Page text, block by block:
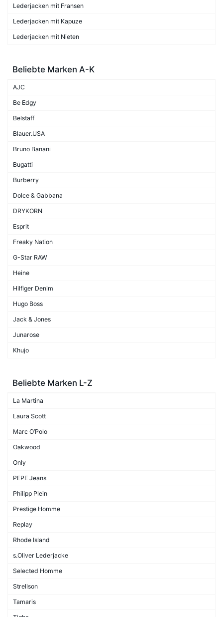
Lederjacken mit Fransen
Lederjacken mit Kapuze
Lederjacken mit Nieten
Beliebte Marken A-K
AJC
Be Edgy
Belstaff
Blauer.USA
Bruno Banani
Bugatti
Burberry
Dolce & Gabbana
DRYKORN
Esprit
Freaky Nation
G-Star RAW
Heine
Hilfiger Denim
Hugo Boss
Jack & Jones
Junarose
Khujo
Beliebte Marken L-Z
La Martina
Laura Scott
Marc O’Polo
Oakwood
Only
PEPE Jeans
Philipp Plein
Prestige Homme
Replay
Rhode Island
s.Oliver Lederjacke
Selected Homme
Strellson
Tamaris